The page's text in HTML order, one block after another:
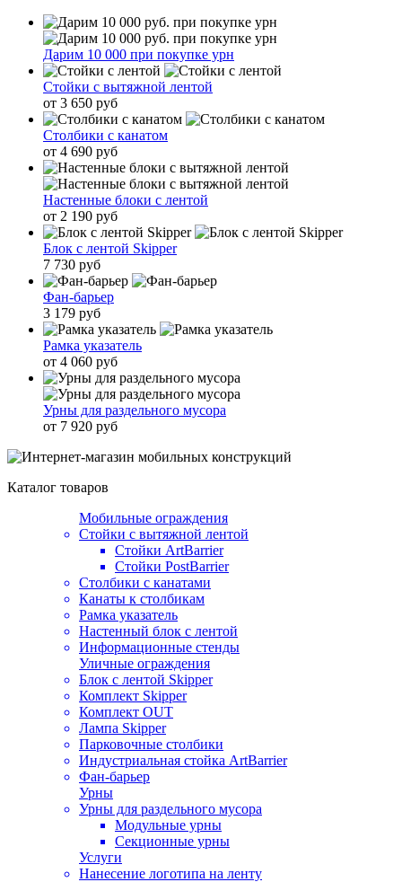
Дарим 10 000 при покупке урн
Стойки с вытяжной лентой
от 3 650 руб
Столбики с канатом
от 4 690 руб
Настенные блоки с лентой
от 2 190 руб
Блок с лентой Skipper
7 730 руб
Фан-барьер
3 179 руб
Рамка указатель
от 4 060 руб
Урны для раздельного мусора
от 7 920 руб
Каталог товаров
Мобильные ограждения
Стойки с вытяжной лентой
Стойки ArtBarrier
Стойки PostBarrier
Столбики с канатами
Канаты к столбикам
Рамка указатель
Настенный блок с лентой
Информационные стенды
Уличные ограждения
Блок с лентой Skipper
Комплект Skipper
Комплект OUT
Лампа Skipper
Парковочные столбики
Индустриальная стойка ArtBarrier
Фан-барьер
Урны
Урны для раздельного мусора
Модульные урны
Секционные урны
Услуги
Нанесение логотипа на ленту